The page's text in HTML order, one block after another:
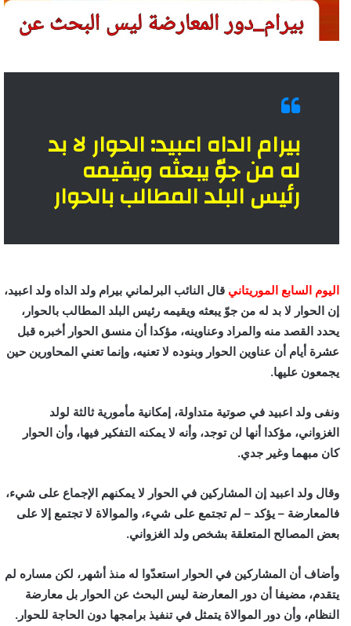
بيرام الداه اعبيد: الحوار لا بد
له من جوّ يبعثه ويقيمه
رئيس البلد المطالب بالحوار
اليوم السابع الموريتاني قال النائب البرلماني بيرام ولد الداه ولد اعبيد،
إن الحوار لا بد له من جوّ يبعثه ويقيمه رئيس البلد المطالب بالحوار،
يحدد القصد منه والمراد وعناوينه، مؤكدا أن منسق الحوار أخبره قبل
عشرة أيام أن عناوين الحوار وبنوده لا تعنيه، وإنما تعني المحاورين حين
يجمعون عليها.
ونفى ولد اعبيد في صوتية متداولة، إمكانية مأمورية ثالثة لولد
الغزواني، مؤكدا أنها لن توجد، وأنه لا يمكنه التفكير فيها، وأن الحوار
كان مبهما وغير جدي.
وقال ولد اعبيد إن المشاركين في الحوار لا يمكنهم الإجماع على شيء،
فالمعارضة – يؤكد – لم تجتمع على شيء، والموالاة لا تجتمع إلا على
بعض المصالح المتعلقة بشخص ولد الغزواني.
وأضاف أن المشاركين في الحوار استعدّوا له منذ أشهر، لكن مساره لم
يتقدم، مضيفا أن دور المعارضة ليس البحث عن الحوار بل معارضة
النظام، وأن دور الموالاة يتمثل في تنفيذ برامجها دون الحاجة للحوار.